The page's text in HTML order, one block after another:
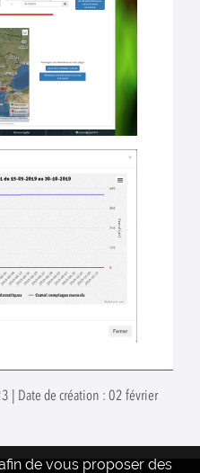
| Date de création : 02 février
de vous proposer des